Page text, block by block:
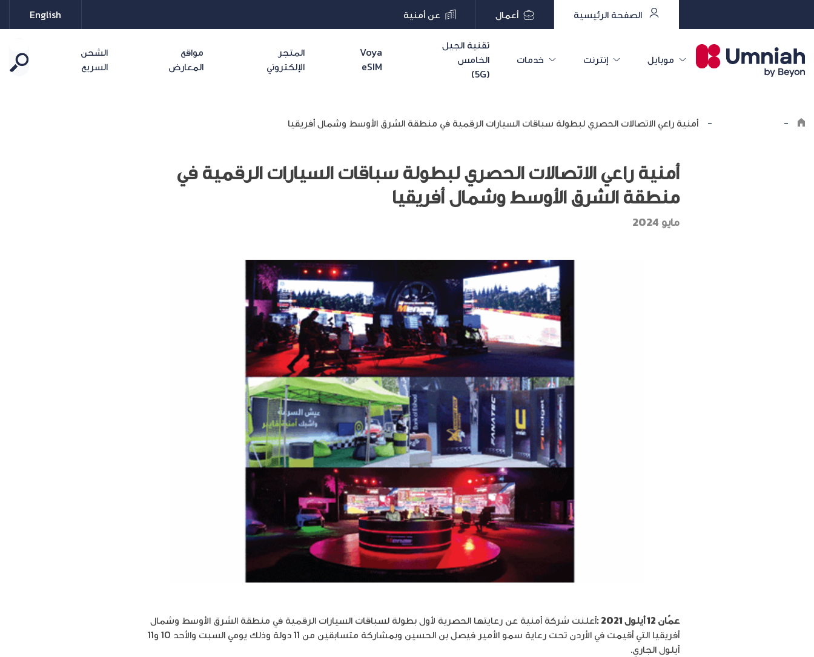
الصفحة الرئيسية أعمال عن أمنية English
موبايل إنترنت خدمات
تقنية الجيل
الخامس
(5G)
Voya
eSIM
المتجر
الإلكتروني
مواقع
المعارض
الشحن
السريع
-
- أمنية راعي الاتصالات الحصري لبطولة سباقات السيارات الرقمية في منطقة الشرق الأوسط وشمال أفريقيا
أمنية راعي الاتصالات الحصري لبطولة سباقات السيارات الرقمية في
منطقة الشرق الأوسط وشمال أفريقيا
مايو 2024
عمّان 12 أيلول 2021 :
أعلنت شركة أمنية عن رعايتها الحصرية لأول بطولة لسباقات السيارات الرقمية في منطقة الشرق الأوسط وشمال
أفريقيا التي أقيمت في الأردن تحت رعاية سمو الأمير فيصل بن الحسين وبمشاركة متسابقين من 11 دولة وذلك يومي السبت والأحد 10 و11
أيلول الجاري.